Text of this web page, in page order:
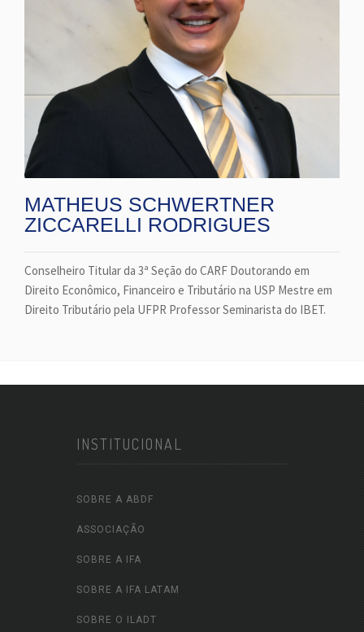
MATHEUS SCHWERTNER
ZICCARELLI RODRIGUES
Conselheiro Titular da 3ª Seção do CARF Doutorando em
Direito Econômico, Financeiro e Tributário na USP Mestre em
Direito Tributário pela UFPR Professor Seminarista do IBET.
INSTITUCIONAL
SOBRE A ABDF
ASSOCIAÇÃO
SOBRE A IFA
SOBRE A IFA LATAM
SOBRE O ILADT